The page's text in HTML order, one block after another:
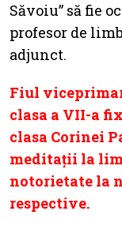
Săvoiu” să fie
profesor de
adjunct.
Fiul
clasa a VII-a
clasa Corinei
meditații la
notorietate la
respective.